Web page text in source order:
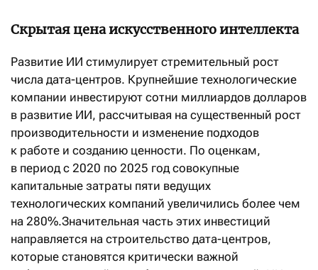
Скрытая цена искусственного интеллекта
Развитие ИИ стимулирует стремительный рост
числа дата-центров. Крупнейшие технологические
компании инвестируют сотни миллиардов долларов
в развитие ИИ, рассчитывая на существенный рост
производительности и изменение подходов
к работе и созданию ценности. По оценкам,
в период с 2020 по 2025 год совокупные
капитальные затраты пяти ведущих
технологических компаний увеличились более чем
на 280%.Значительная часть этих инвестиций
направляется на строительство дата-центров,
которые становятся критически важной